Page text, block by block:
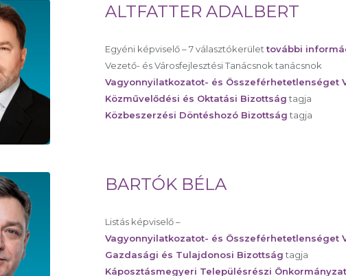
ALTFATTER ADALBERT
Egyéni képviselő – 7 választókerülettovábbi
Vezető- és Városfejlesztési Tanácsnok tanácsnok
Vagyonnyilatkozatot- és Összeférhetetlenséget
Közművelődési és Oktatási Bizottságtagja
Közbeszerzési Döntéshozó Bizottságtagja
BARTÓK BÉLA
Listás képviselő –
Vagyonnyilatkozatot- és Összeférhetetlenséget
Gazdasági és Tulajdonosi Bizottságtagja
Káposztásmegyeri Településrészi Önkormányzat